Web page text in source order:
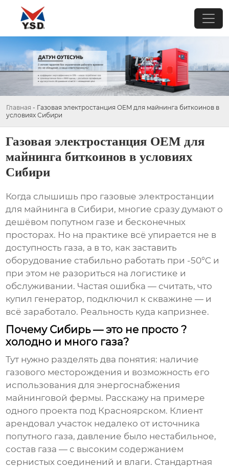
Главная - Газовая электростанция OEM для майнинга биткоинов в
условиях Сибири
Газовая электростанция OEM для
майнинга биткоинов в условиях
Сибири
Когда слышишь про газовые электростанции
для майнинга в Сибири, многие сразу думают о
дешёвом попутном газе и бесконечных
просторах. Но на практике всё упирается не в
доступность газа, а в то, как заставить
оборудование стабильно работать при -50°C и
при этом не разориться на логистике и
обслуживании. Частая ошибка — считать, что
купил генератор, подключил к скважине — и
всё заработало. Реальность куда капризнее.
Почему Сибирь — это не просто ?
холодно и много газа?
Тут нужно разделять два понятия: наличие
газового месторождения и возможность его
использования для энергоснабжения
майнинговой фермы. Расскажу на примере
одного проекта под Красноярском. Клиент
арендовал участок недалеко от источника
попутного газа, давление было нестабильное,
состав газа — с высоким содержанием
сернистых соединений и влаги. Стандартная